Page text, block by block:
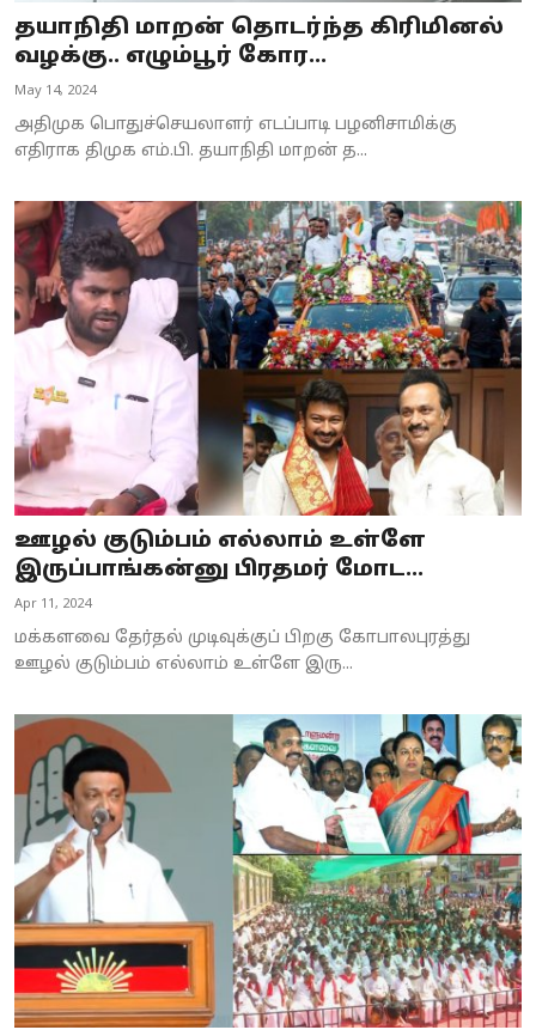
தயாநிதி மாறன் தொடர்ந்த கிரிமினல்
வழக்கு.. எழும்பூர் கோர...
May 14, 2024
அதிமுக பொதுச்செயலாளர் எடப்பாடி பழனிசாமிக்கு
எதிராக திமுக எம்.பி. தயாநிதி மாறன் த...
ஊழல் குடும்பம் எல்லாம் உள்ளே
இருப்பாங்கன்னு பிரதமர் மோட...
Apr 11, 2024
மக்களவை தேர்தல் முடிவுக்குப் பிறகு கோபாலபுரத்து
ஊழல் குடும்பம் எல்லாம் உள்ளே இரு...